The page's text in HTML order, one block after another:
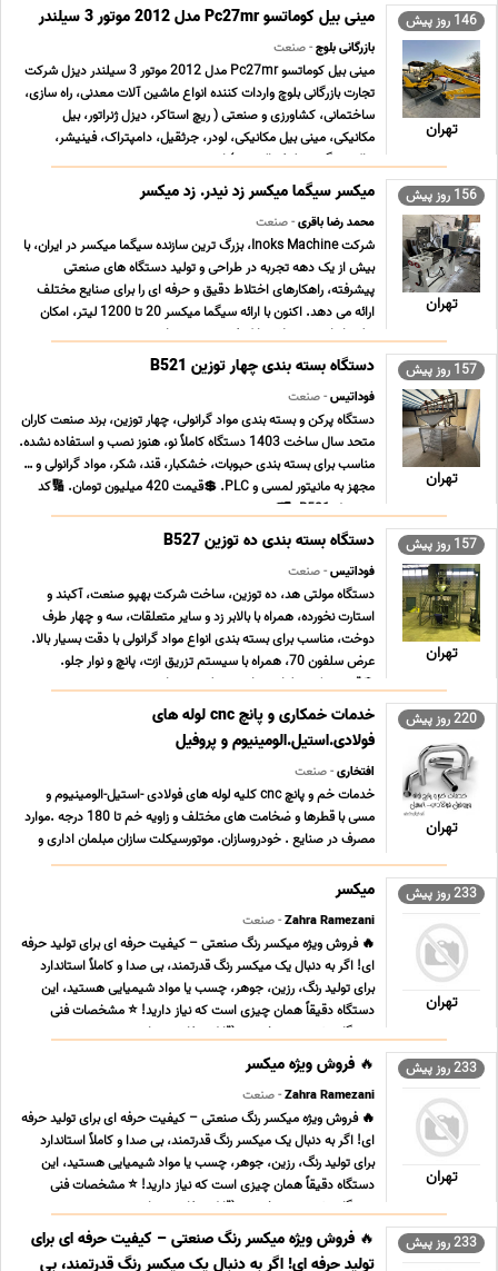
توانایی ایجاد لایه بندی در حکاکی، دار ... ...
146 روز پیش
تهران
مینی بیل کوماتسو Pc27mr مدل 2012 موتور 3 سیلندر
بازرگانی بلوچ- صنعت
مینی بیل کوماتسو Pc27mr مدل 2012 موتور 3 سیلندر دیزل شرکت
تجارت بازرگانی بلوچ واردات کننده انواع ماشین آلات معدنی، راه سازی،
ساختمانی، کشاورزی و صنعتی ( ریچ استاکر، دیزل ژنراتور، بیل
مکانیکی، مینی بیل مکانیکی، لودر، جرثقیل، دامپتراک، فینیشر،
تراکتور، گریدر، لیفتراک و...) از برنده ... ...
156 روز پیش
تهران
میکسر سیگما میکسر زد نیدر. زد میکسر
محمد رضا باقری- صنعت
شرکت Inoks Machine، بزرگ ترین سازنده سیگما میکسر در ایران، با
بیش از یک دهه تجربه در طراحی و تولید دستگاه های صنعتی
پیشرفته، راهکارهای اختلاط دقیق و حرفه ای را برای صنایع مختلف
ارائه می دهد. اکنون با ارائه سیگما میکسر 20 تا 1200 لیتر، امکان
تولید انواع محصولات با کیفیت صنعتی، از ... ...
157 روز پیش
تهران
دستگاه بسته بندی چهار توزین B521
فوداتیس- صنعت
دستگاه پرکن و بسته بندی مواد گرانولی، چهار توزین، برند صنعت کاران
متحد سال ساخت 1403 دستگاه کاملاً نو، هنوز نصب و استفاده نشده.
مناسب برای بسته بندی حبوبات، خشکبار، قند، شکر، مواد گرانولی و …
مجهز به مانیتور لمسی و PLC. 💲قیمت 420 میلیون تومان. 🔢کد
محصول B521. 🗂️دسته بندی صن ... ...
157 روز پیش
تهران
دستگاه بسته بندی ده توزین B527
فوداتیس- صنعت
دستگاه مولتی هد، ده توزین، ساخت شرکت بهپو صنعت، آکبند و
استارت نخورده، همراه با بالابر زد و سایر متعلقات، سه و چهار طرف
دوخت، مناسب برای بسته بندی انواع مواد گرانولی با دقت بسیار بالا.
عرض سلفون 70، همراه با سیستم تزریق ازت، پانچ و نوار جلو.
💲قیمت یک میلیارد و پانصد میلیون تومان ... ...
220 روز پیش
تهران
خدمات خمکاری و پانچ cnc لوله های
فولادی.استیل.الومینیوم و پروفیل
افتخاری- صنعت
خدمات خم و پانچ cnc کلیه لوله های فولادی -استیل-الومینیوم و
مسی با قطرها و ضخامت های مختلف و زاویه خم تا 180 درجه .موارد
مصرف در صنایع . خودروسازان. موتورسیکلت سازان مبلمان اداری و
شهری . دستگاهای بدن سازی. تبلیغات شهری. سازه های فضایی.
ساختمانی وکلیه صنایع وسازندگان. و کلیه مقا ... ...
233 روز پیش
تهران
میکسر
Zahra Ramezani- صنعت
🔥 فروش ویژه میکسر رنگ صنعتی – کیفیت حرفه ای برای تولید حرفه
ای! اگر به دنبال یک میکسر رنگ قدرتمند، بی صدا و کاملاً استاندارد
برای تولید رنگ، رزین، جوهر، چسب یا مواد شیمیایی هستید، این
دستگاه دقیقاً همان چیزی است که نیاز دارید! ⭐ مشخصات فنی
دستگاه • ✔ حجم مخزن … (قابل سفارشی سازی ... ...
233 روز پیش
تهران
🔥 فروش ویژه میکسر
Zahra Ramezani- صنعت
🔥 فروش ویژه میکسر رنگ صنعتی – کیفیت حرفه ای برای تولید حرفه
ای! اگر به دنبال یک میکسر رنگ قدرتمند، بی صدا و کاملاً استاندارد
برای تولید رنگ، رزین، جوهر، چسب یا مواد شیمیایی هستید، این
دستگاه دقیقاً همان چیزی است که نیاز دارید! ⭐ مشخصات فنی
دستگاه • ✔ حجم مخزن … (قابل سفارشی سازی ... ...
233 روز پیش
🔥 فروش ویژه میکسر رنگ صنعتی – کیفیت حرفه ای برای
تولید حرفه ای! اگر به دنبال یک میکسر رنگ قدرتمند، بی